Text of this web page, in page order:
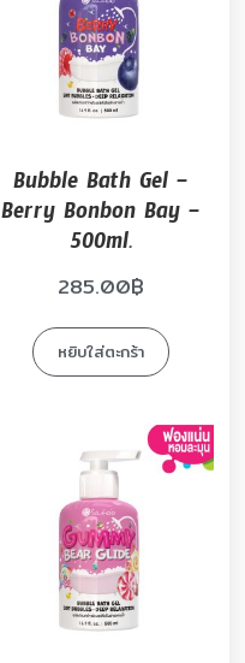
Bubble Bath Gel –
Berry Bonbon Bay –
500ml.
285.00฿
หยิบใส่ตะกร้า